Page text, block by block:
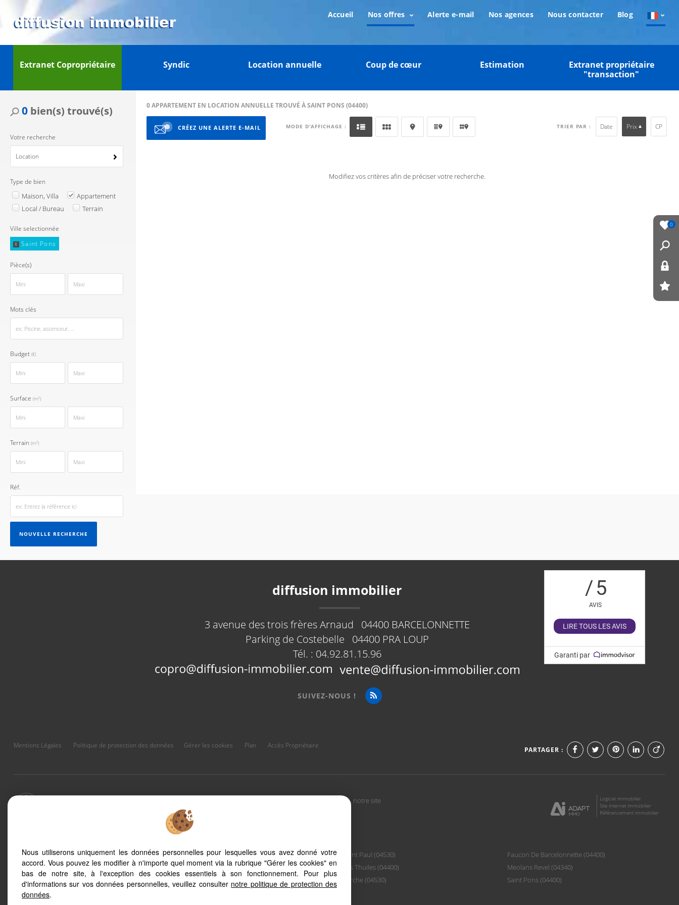
Accueil Nos offres Alerte e-mail Nos agences Nous contacter Blog
0
Extranet Copropriétaire Syndic Location annuelle Coup de cœur Estimation
Extranet propriétaire
"transaction"
0bien(s) trouvé(s)
Votre recherche
Location
Type de bien
Maison, Villa
Appartement
Local / Bureau
Terrain
Ville selectionnée
X Saint Pons
Pièce(s)
Mots clés
Budget (€)
Surface (m2)
Terrain (m2)
Réf.
NOUVELLE RECHERCHE
0 APPARTEMENT EN LOCATION ANNUELLE TROUVÉ À SAINT PONS (04400)
CRÉEZ UNE ALERTE E-MAIL MODE D'AFFICHAGE : TRIER PAR : Date Prix CP
Modifiez vos critères afin de préciser votre recherche.
diffusion immobilier
3 avenue des trois frères Arnaud 04400 BARCELONNETTE
Parking de Costebelle
04400 PRA LOUP
Tél. : 04.92.81.15.96
SUIVEZ-NOUS !
/5
AVIS
LIRE TOUS LES AVIS
Garanti par
Mentions Légales Politique de protection des données Gérer les cookies Plan Accès Propriétaire
PARTAGER :
Afin de vous offrir un confort de lecture permanent, depuis votre PC, votre tablette ou votre smartphone, notre site
s'adapte automatiquement aux différents types d'écrans
Logiciel immobilier
Site internet immobilier
Référencement immobilier
Le Sauze (04400)
Pra Loup 1600 (04400)
Barcelonnette (04400)
Pra Loup 1500 (04400)
Jausiers (04850)
Uvernet Fours (04400)
Saint Paul (04530)
Les Thuiles (04400)
Larche (04530)
Faucon De Barcelonnette (04400)
Meolans Revel (04340)
Saint Pons (04400)
Nous utiliserons uniquement les données personnelles pour lesquelles vous avez donné votre
accord. Vous pouvez les modifier à n'importe quel moment via la rubrique "Gérer les cookies" en
bas de notre site, à l'exception des cookies essentiels à son fonctionnement. Pour plus
d'informations sur vos données personnelles, veuillez consulter notre politique de protection des
données.